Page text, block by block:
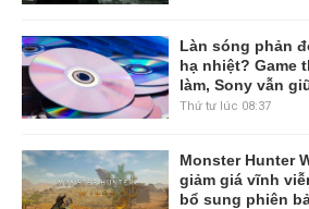
Làn sóng phản
hạ nhiệt? Game
làm, Sony vẫn
Thứ tư lúc 08:37
Monster Hunter
giảm giá vĩnh
bổ sung phiên